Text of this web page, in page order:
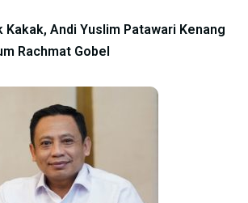
Kakak, Andi Yuslim Patawari Kenang
Rachmat Gobel